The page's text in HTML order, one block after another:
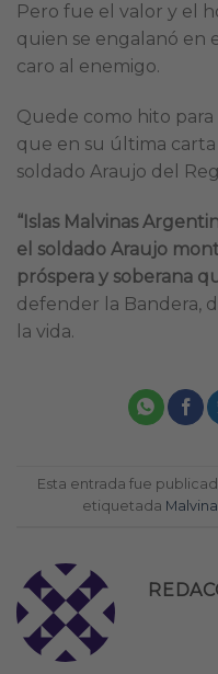
Pero fue el valor y el
quien se engalanó en
caro al enemigo.
Quede como hito
que en su última carta
soldado Araujo del
“Islas Malvinas
el soldado Araujo
próspera y soberana
defender la Bandera,
la vida.
Esta entrada fue
etiquetada